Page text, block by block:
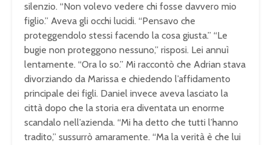
silenzio. “Non volevo vedere chi fosse davvero mio
figlio.” Aveva gli occhi lucidi. “Pensavo che
proteggendolo stessi facendo la cosa giusta.” “Le
bugie non proteggono nessuno,” risposi. Lei annuì
lentamente. “Ora lo so.” Mi raccontò che Adrian stava
divorziando da Marissa e chiedendo l’affidamento
principale dei figli. Daniel invece aveva lasciato la
città dopo che la storia era diventata un enorme
scandalo nell’azienda. “Mi ha detto che tutti l’hanno
tradito,” sussurrò amaramente. “Ma la verità è che lui